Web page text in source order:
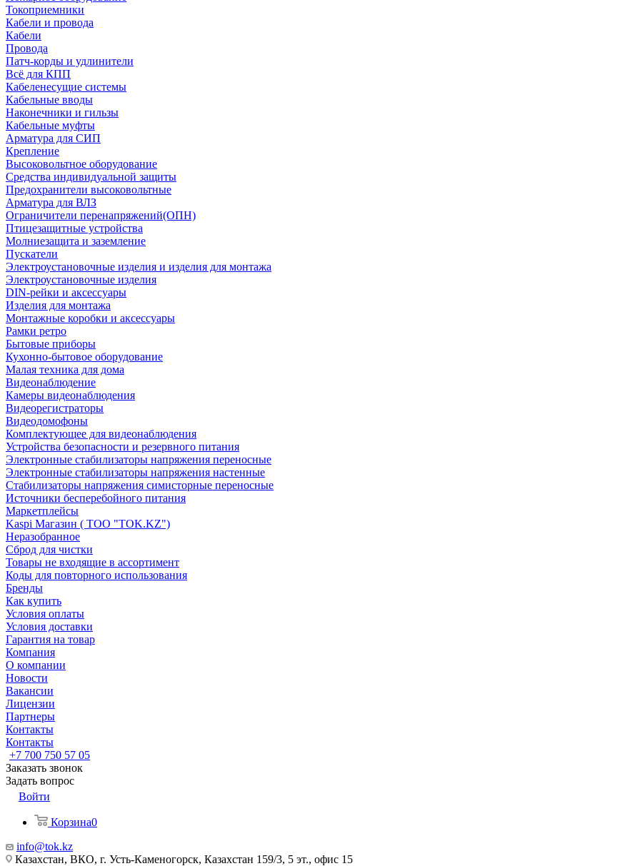
Токоприемники
Кабели и провода
Кабели
Провода
Патч-корды и удлинители
Всё для КПП
Кабеленесущие системы
Кабельные вводы
Наконечники и гильзы
Кабельные муфты
Арматура для СИП
Крепление
Высоковольтное оборудование
Средства индивидуальной защиты
Предохранители высоковольтные
Арматура для ВЛЗ
Ограничители перенапряжений(ОПН)
Птицезащитные устройства
Молниезащита и заземление
Пускатели
Электроустановочные изделия и изделия для монтажа
Электроустановочные изделия
DIN-рейки и аксессуары
Изделия для монтажа
Монтажные коробки и аксессуары
Рамки ретро
Бытовые приборы
Кухонно-бытовое оборудование
Малая техника для дома
Видеонаблюдение
Камеры видеонаблюдения
Видеорегистраторы
Видеодомофоны
Комплектующее для видеонаблюдения
Устройства безопасности и резервного питания
Электронные стабилизаторы напряжения переносные
Электронные стабилизаторы напряжения настенные
Стабилизаторы напряжения симисторные переносные
Источники бесперебойного питания
Маркетплейсы
Kaspi Магазин ( ТОО "TOK.KZ")
Неразобранное
Сброд для чистки
Товары не входящие в ассортимент
Коды для повторного использования
Бренды
Как купить
Условия оплаты
Условия доставки
Гарантия на товар
Компания
О компании
Новости
Вакансии
Лицензии
Партнеры
Контакты
Контакты
+7 700 750 57 05
Заказать звонок
Задать вопрос
Войти
Корзина0
info@tok.kz
Казахстан, ВКО, г. Усть-Каменогорск, Казахстан 159/3, 5 эт., офис 15